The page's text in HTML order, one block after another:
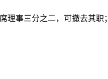
事三分之二，可撤去其职